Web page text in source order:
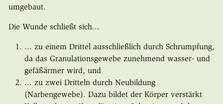
umgebaut.
Die Wunde schließt sich...
... zu einem Drittel ausschließlich durch Schrumpfung,
da das Granulationsgewebe zunehmend wasser- und
gefäßärmer wird, und
... zu zwei Dritteln durch Neubildung
(Narbengewebe). Dazu bildet der Körper verstärkt